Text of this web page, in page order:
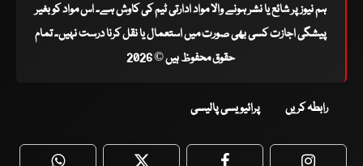
ہم نیوز پر شائع یا نشر ہونے والا مواد ادارتی ٹیم کی کاوش ہے۔ اس مواد کو بغیر
پیشگی اجازت کسی بھی صورت میں استعمال یا نقل کرنا درست نہیں۔ تمام
حقوق محفوظ ہیں © 2026
رابطہ کریں پرائیویسی پالیسی